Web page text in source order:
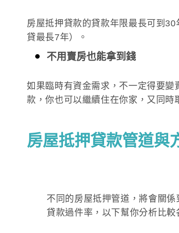
房屋抵押貸款的貸款年限最長可到
貸最長7年）。
不用賣房也能拿到錢
如果臨時有資金需求，不一定得要
款，你也可以繼續住在你家，又同時
房屋抵押貸款管道與
不同的房屋抵押管道，將會關
貸款過件率，以下幫你分析比較